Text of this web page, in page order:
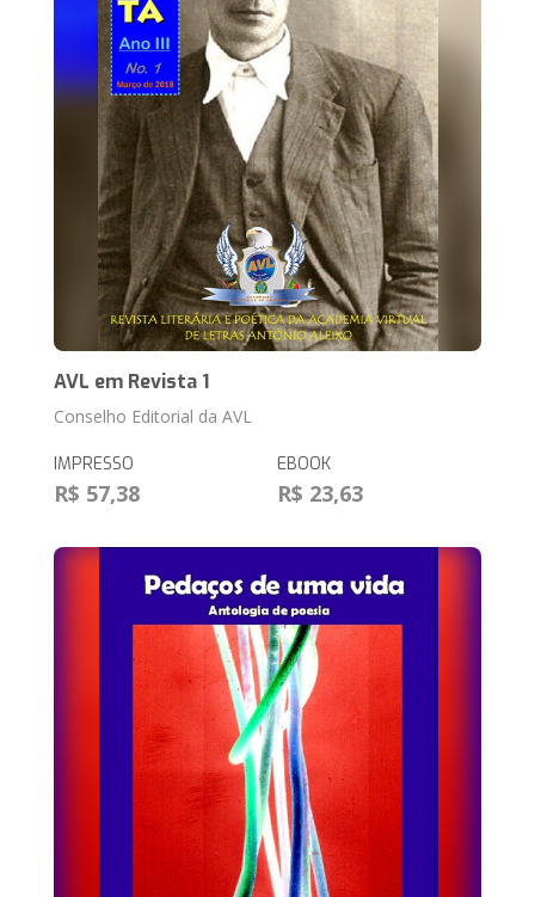
AVL em Revista 1
Conselho Editorial da AVL
IMPRESSO
R$ 57,38
EBOOK
R$ 23,63